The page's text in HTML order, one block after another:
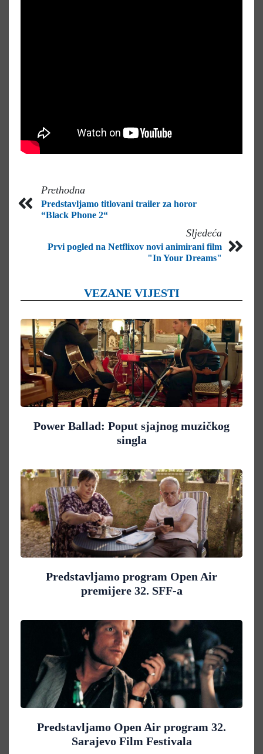
Prethodna
Predstavljamo titlovani trailer za horor
“Black Phone 2“
Sljedeća
Prvi pogled na Netflixov novi animirani film
"In Your Dreams"
VEZANE VIJESTI
Power Ballad: Poput sjajnog muzičkog
singla
Predstavljamo program Open Air
premijere 32. SFF-a
Predstavljamo Open Air program 32.
Sarajevo Film Festivala